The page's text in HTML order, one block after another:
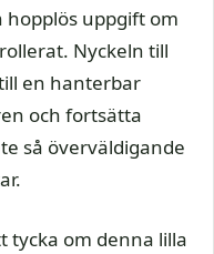
hopplös uppgift om
Nyckeln till
en hanterbar
och fortsätta
så överväldigande
tycka om denna lilla